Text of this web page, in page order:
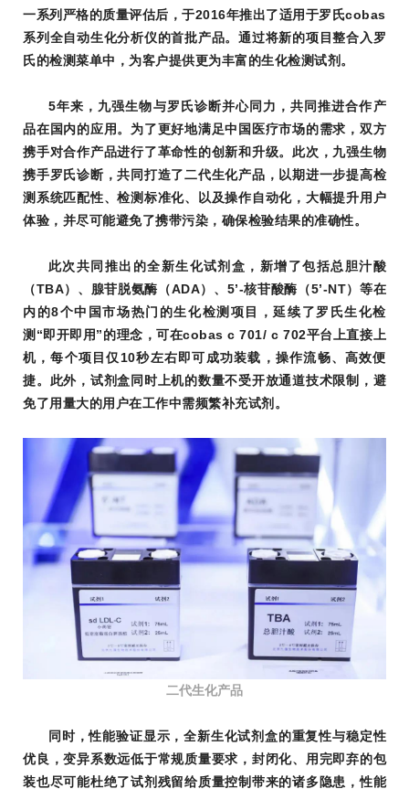
一系列严格的质量评估后，于2016年推出了适用于罗氏cobas
系列全自动生化分析仪的首批产品。通过将新的项目整合入罗
氏的检测菜单中，为客户提供更为丰富的生化检测试剂。
5年来，九强生物与罗氏诊断并心同力，共同推进合作产
品在国内的应用。为了更好地满足中国医疗市场的需求，双方
携手对合作产品进行了革命性的创新和升级。此次，九强生物
携手罗氏诊断，共同打造了二代生化产品，以期进一步提高检
测系统匹配性、检测标准化、以及操作自动化，大幅提升用户
体验，并尽可能避免了携带污染，确保检验结果的准确性。
此次共同推出的全新生化试剂盒，新增了包括总胆汁酸
（TBA） 、 腺苷脱氨酶（ADA） 、 5’-核苷酸酶（5’-NT） 等在
内的8个中国市场热门的生化检测项目，延续了罗氏生化检
测“即开即用”的理念，可在cobas c 701/ c 702平台上直接上
机，每个项目仅10秒左右即可成功装载，操作流畅、高效便
捷。此外，试剂盒同时上机的数量不受开放通道技术限制，避
免了用量大的用户在工作中需频繁补充试剂。
二代生化产品
同时，性能验证显示，全新生化试剂盒的重复性与稳定性
优良，变异系数远低于常规质量要求，封闭化、用完即弃的包
装也尽可能杜绝了试剂残留给质量控制带来的诸多隐患，性能